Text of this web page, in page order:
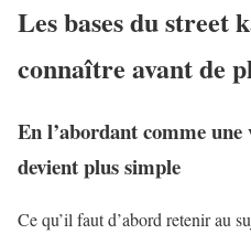
Les bases du street
connaître avant de
En l’abordant comme
devient plus simple
Ce qu’il faut d’abord retenir au